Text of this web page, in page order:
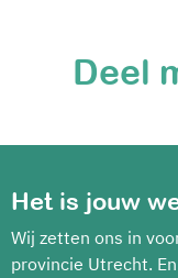
Deel
Het is jouw
Wij zetten ons in
provincie Utrecht.